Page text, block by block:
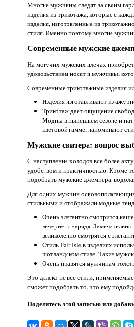
Многие мужчины следят за своим
изделия из трикотажа, которые с
изделия, изготовленные из
стиля. Именно поэтому многие
Современные мужские
На могучих мужских плечах
удовольствием носят и мужчины,
Современные трикотажные изделия
Изделия изготавливают из
Трикотаж дает ощущение
Модны в нынешнем сезоне и
цветовой гамме, напоминают
Мужские свитера: вопрос
С наступление холодов все более
удобством и практичностью. Кроме
подобрать мужские джемпера,
Для одних мужчин
стильными и отображали модные
Очень элегантно смотрится
вечернего наряда.
великолепно смотрятся с
Стиль Fair Isle в изделиях
шотландском стиле. Такие
Очень нравятся мужчинам
Это далеко не все стили,
сможет подобрать то, что ему
Поделитесь этой записью или